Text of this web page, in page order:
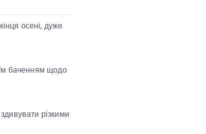
осені, дуже
баченням щодо
різкими